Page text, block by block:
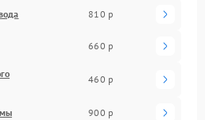
810 р
660 р
460 р
900 р